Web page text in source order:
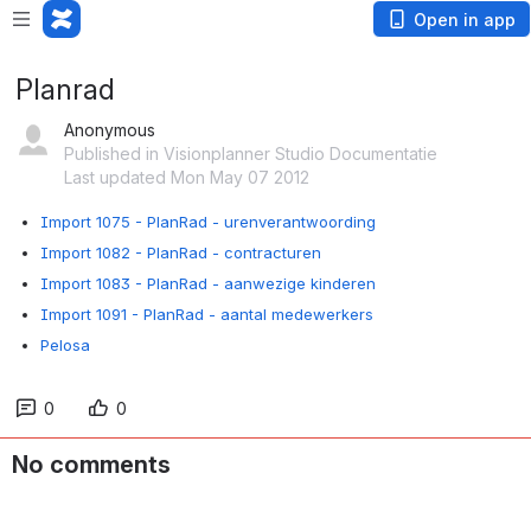
Open in app
Planrad
Anonymous
Published in Visionplanner Studio Documentatie
Last updated Mon May 07 2012
Import 1075 - PlanRad - urenverantwoording
Import 1082 - PlanRad - contracturen
Import 1083 - PlanRad - aanwezige kinderen
Import 1091 - PlanRad - aantal medewerkers
Pelosa
0 0
No comments